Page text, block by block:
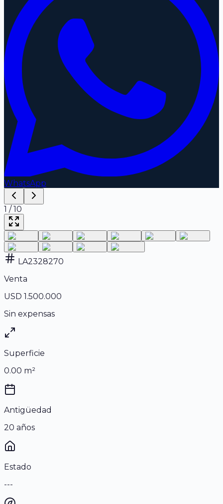
WhatsApp
1 /10
LA2328270
Venta
USD 1.500.000
Sin expensas
Superficie
0.00 m²
Antigüedad
20 años
Estado
---